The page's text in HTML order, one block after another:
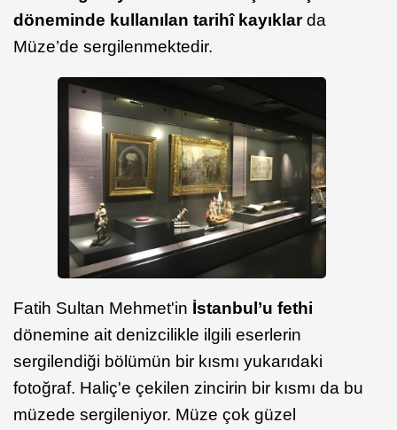
döneminde kullanılan tarihî kayıklarda
Müze’de sergilenmektedir.
Fatih Sultan Mehmet'in İstanbul’u fethi
dönemine ait denizcilikle ilgili eserlerin
sergilendiği bölümün bir kısmı yukarıdaki
fotoğraf. Haliç'e çekilen zincirin bir kısmı da bu
müzede sergileniyor. Müze çok güzel